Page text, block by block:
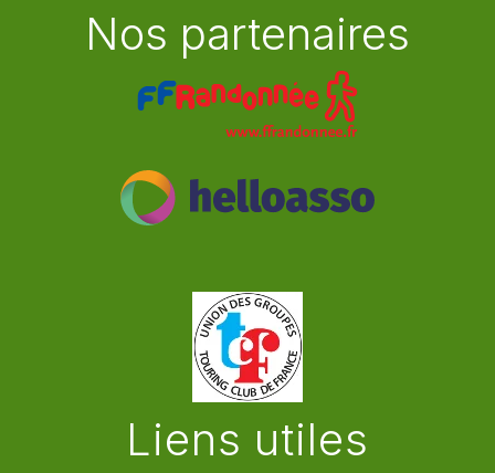
Nos partenaires
Liens utiles